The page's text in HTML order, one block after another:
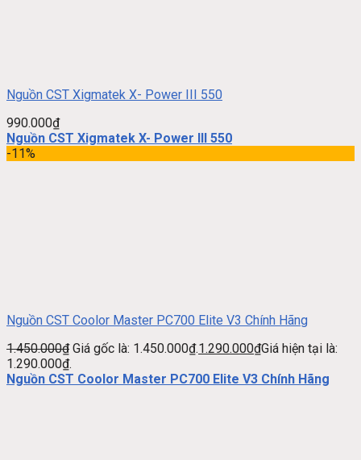
Nguồn CST Xigmatek X- Power III 550
990.000₫
Nguồn CST Xigmatek X- Power III 550
-11%
Nguồn CST Coolor Master PC700 Elite V3 Chính Hãng
1.450.000₫ Giá gốc là: 1.450.000₫.1.290.000₫Giá hiện tại là:
1.290.000₫.
Nguồn CST Coolor Master PC700 Elite V3 Chính Hãng